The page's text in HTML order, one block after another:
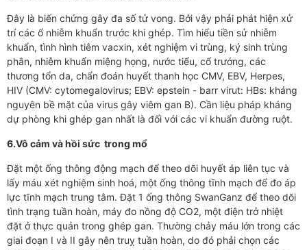
Đây là biến chứng gây đa số tử vong. Bởi vậy phải phát hiện xử
trí các ổ nhiễm khuẩn trước khi ghép. Tìm hiểu tiền sử nhiễm
khuẩn, tình hình tiêm vacxin, xét nghiệm vi trùng, ký sinh trùng
phân, nhiễm khuẩn miệng họng, nước tiểu, cổ trướng, các
thương tổn da, chẩn đoán huyết thanh học CMV, EBV, Herpes,
HIV (CMV: cytomegalovirus; EBV: epstein - barr virut: HBs: kháng
nguyên bề mặt của virus gây viêm gan B). Cần liệu pháp kháng
dự phòng khi ghép gan nhất là đối với các vi khuẩn đường ruột.
6.Vô cảm và hồi sức trong mổ
Đặt một ống thông động mạch để theo dõi huyết áp liên tục và
lấy máu xét nghiệm sinh hoá, một ống thông tĩnh mạch để đo áp
lực tĩnh mạch trung tâm. Đặt 1 ống thông SwanGanz để theo dõi
tình trạng tuần hoàn, máy đo nồng độ CO2, một điện trở nhiệt
đặt ở thực quản trong ghép gan. Thường chảy máu lớn trong các
giai đoạn I và II gây nên truỵ tuần hoàn, do đó phải chọn các